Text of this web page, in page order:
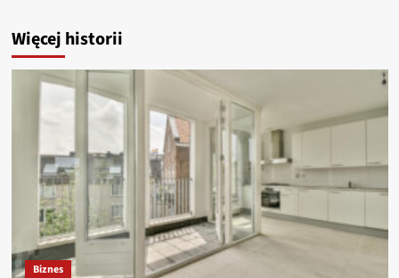
Więcej historii
Biznes